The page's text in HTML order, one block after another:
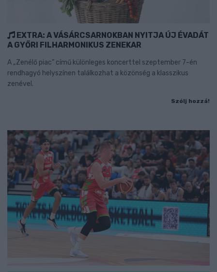
EXTRA: A VÁSÁRCSARNOKBAN NYITJA ÚJ ÉVADÁT
A GYŐRI FILHARMONIKUS ZENEKAR
A „Zenélő piac” című különleges koncerttel szeptember 7-én
rendhagyó helyszínen találkozhat a közönség a klasszikus
zenével.
Szólj hozzá!